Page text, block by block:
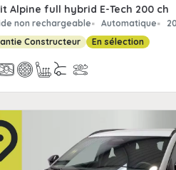
| FormatNumber ]] kms
Alpine full hybrid E-Tech 200 ch
non rechargeable Automatique
Constructeur
En sélection